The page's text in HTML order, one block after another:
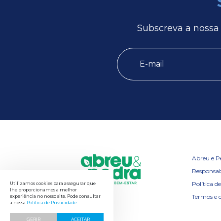
Subscreva a
Abreu e
Política
Termos e
Utilizamos cookies para assegurar que
lhe proporcionamos a melhor
experiência no nosso site. Pode consultar
a nossa Política de Privacidade
GERIR ACEITAR